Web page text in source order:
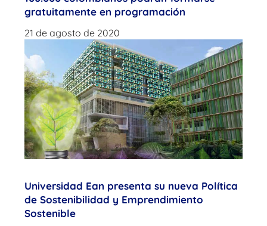
gratuitamente en programación
21 de agosto de 2020
Universidad Ean presenta su nueva Política
de Sostenibilidad y Emprendimiento
Sostenible